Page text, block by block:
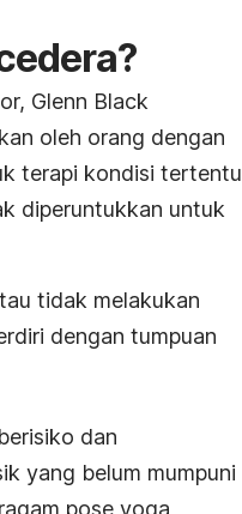
Glenn Black
oleh orang dengan
terapi kondisi tertentu
diperuntukkan untuk
tidak melakukan
dengan tumpuan
dan
yang belum mumpuni
pose yoga